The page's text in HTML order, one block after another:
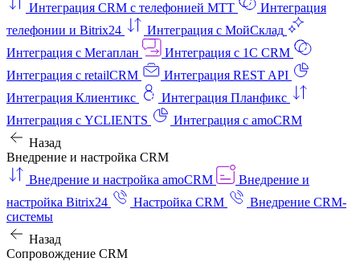
Интеграция CRM с телефонией МТТ
Интеграция
телефонии и Bitrix24
Интеграция с МойСклад
Интеграция с Мегаплан
Интеграция с 1C CRM
Интеграция с retailCRM
Интеграция REST API
Интеграция Клиентикс
Интеграция Планфикс
Интеграция с YCLIENTS
Интеграция с amoCRM
Назад
Внедрение и настройка CRM
Внедрение и настройка amoCRM
Внедрение и
настройка Bitrix24
Настройка CRM
Внедрение CRM-
системы
Назад
Сопровождение CRM